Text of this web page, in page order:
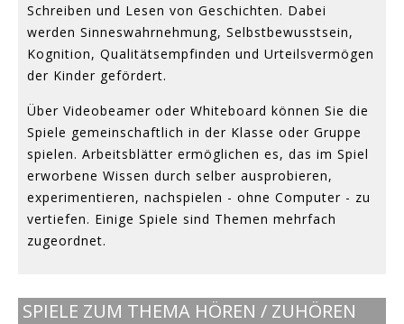
Schreiben und Lesen von Geschichten. Dabei
werden Sinneswahrnehmung, Selbstbewusstsein,
Kognition, Qualitätsempfinden und Urteilsvermögen
der Kinder gefördert.
Über Videobeamer oder Whiteboard können Sie die
Spiele gemeinschaftlich in der Klasse oder Gruppe
spielen. Arbeitsblätter ermöglichen es, das im Spiel
erworbene Wissen durch selber ausprobieren,
experimentieren, nachspielen - ohne Computer - zu
vertiefen. Einige Spiele sind Themen mehrfach
zugeordnet.
SPIELE ZUM THEMA HÖREN / ZUHÖREN